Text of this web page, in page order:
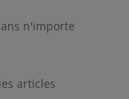
n'importe
articles